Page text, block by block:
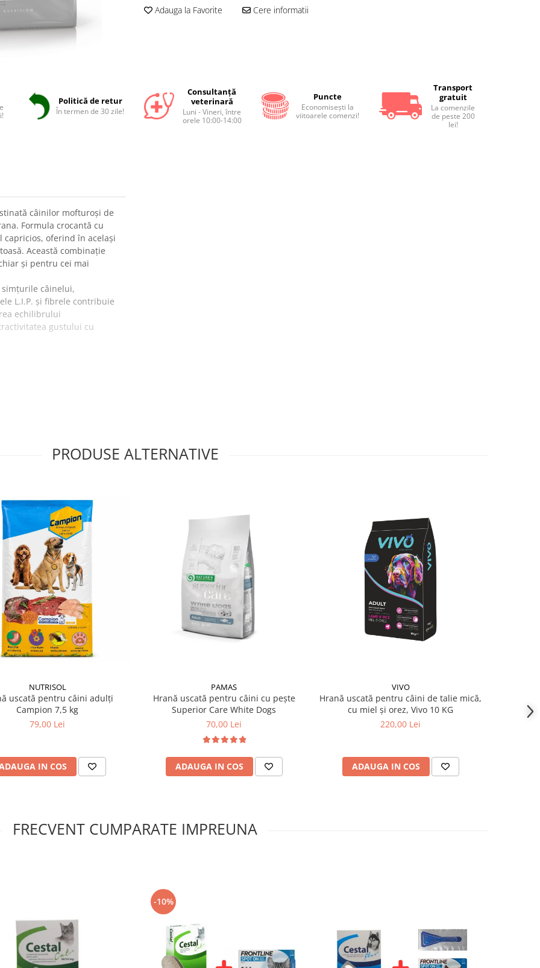
Adauga la Favorite Cere informatii
Politică de retur
În termen de 30 zile!
Consultanță
veterinară
Luni - Vineri, între
orele 10:00-14:00
Puncte
Economiseşti la
viitoarele comenzi!
Transport
gratuit
La comenzile
de peste 200
lei!
câinilor mofturoși de
Formula crocantă cu
capricios, oferind în același
Această combinație
și pentru cei mai
câinelui,
L.I.P. și fibrele contribuie
echilibrului
gustului cu
densă, suport
aport echilibrat de
să fie permanent.
orez, gluten de
proteine animale
ulei de pește,
UI, Fier 38 mg, Iod 3,9
0,08 mg.
2,6%, cenușă 4,8%.
PRODUSE ALTERNATIVE
NUTRISOL
uscată pentru câini adulți
Campion 7,5 kg
79,00 Lei
IN COS
PAMAS
Hrană uscată pentru câini cu pește
Superior Care White Dogs
70,00 Lei
ADAUGA IN COS
VIVO
Hrană uscată pentru câini de talie mică,
cu miel și orez, Vivo 10 KG
220,00 Lei
ADAUGA IN COS
FRECVENT CUMPARATE IMPREUNA
-10%